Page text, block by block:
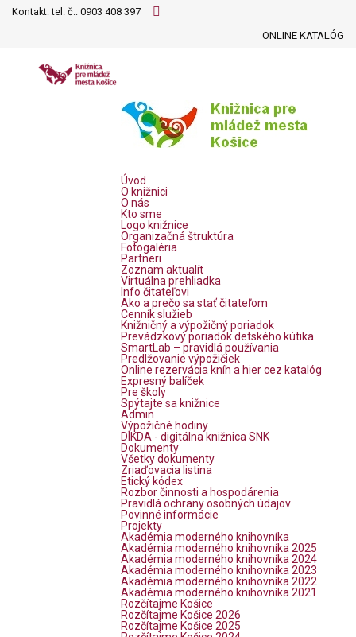
Kontakt: tel. č.: 0903 408 397
ONLINE KATALÓG
Úvod
O knižnici
O nás
Kto sme
Logo knižnice
Organizačná štruktúra
Fotogaléria
Partneri
Zoznam aktualít
Virtuálna prehliadka
Info čitateľovi
Ako a prečo sa stať čitateľom
Cenník služieb
Knižničný a výpožičný poriadok
Prevádzkový poriadok detského kútika
SmartLab – pravidlá používania
Predlžovanie výpožičiek
Online rezervácia kníh a hier cez katalóg
Expresný balíček
Pre školy
Spýtajte sa knižnice
Admin
Výpožičné hodiny
DIKDA - digitálna knižnica SNK
Dokumenty
Všetky dokumenty
Zriaďovacia listina
Etický kódex
Rozbor činnosti a hospodárenia
Pravidlá ochrany osobných údajov
Povinné informácie
Projekty
Akadémia moderného knihovníka
Akadémia moderného knihovníka 2025
Akadémia moderného knihovníka 2024
Akadémia moderného knihovníka 2023
Akadémia moderného knihovníka 2022
Akadémia moderného knihovníka 2021
Rozčítajme Košice
Rozčítajme Košice 2026
Rozčítajme Košice 2025